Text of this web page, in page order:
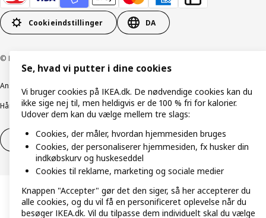
Cookieindstillinger DA
© Inter IKEA Systems B.V. 1999-2026
Ansvarlig rapportering Cookiepolitik
Håndtering af persondataSalgs- og leveringsbetingelser
Fortryd dit køb Fortryd dit køb af service
Se, hvad vi putter i dine cookies
Vi bruger cookies på IKEA.dk. De nødvendige cookies kan du
ikke sige nej til, men heldigvis er de 100 % fri for kalorier.
Udover dem kan du vælge mellem tre slags:
Cookies, der måler, hvordan hjemmesiden bruges
Cookies, der personaliserer hjemmesiden, fx husker din
indkøbskurv og huskeseddel
Cookies til reklame, marketing og sociale medier
Knappen "Accepter" gør det den siger, så her accepterer du
alle cookies, og du vil få en personificeret oplevelse når du
besøger IKEA.dk. Vil du tilpasse dem individuelt skal du vælge